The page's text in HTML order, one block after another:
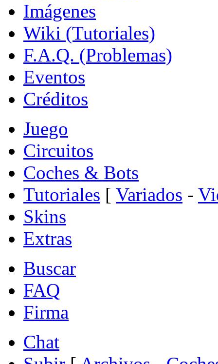
Imágenes
Wiki (Tutoriales)
F.A.Q. (Problemas)
Eventos
Créditos
Juego
Circuitos
Coches & Bots
Tutoriales [ Variados -
Skins
Extras
Buscar
FAQ
Firma
Chat